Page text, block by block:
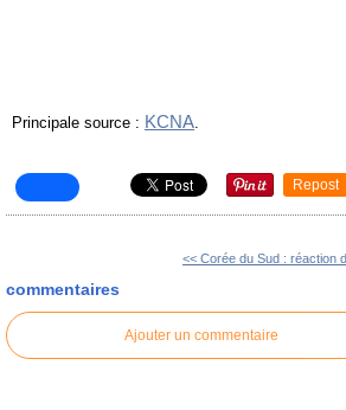
Principale source : KCNA.
Repost
<< Corée du Sud : réaction
commentaires
Ajouter un commentaire